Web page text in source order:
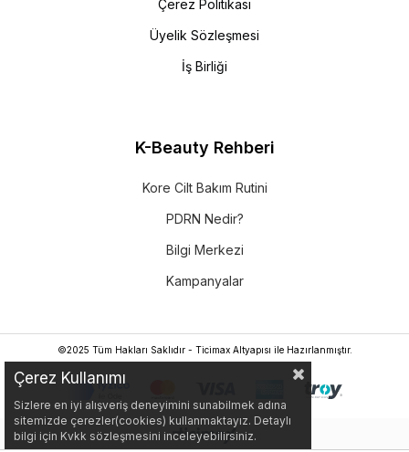
Çerez Politikası
Üyelik Sözleşmesi
İş Birliği
K-Beauty Rehberi
Kore Cilt Bakım Rutini
PDRN Nedir?
Bilgi Merkezi
Kampanyalar
©2025 Tüm Hakları Saklıdır - Ticimax Altyapısı ile Hazırlanmıştır.
Çerez Kullanımı
Sizlere en iyi alışveriş deneyimini sunabilmek adına
sitemizde çerezler(cookies) kullanmaktayız. Detaylı
bilgi için Kvkk sözleşmesini inceleyebilirsiniz.